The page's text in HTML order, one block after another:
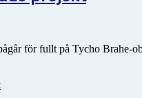
för fullt på Tycho Brahe-